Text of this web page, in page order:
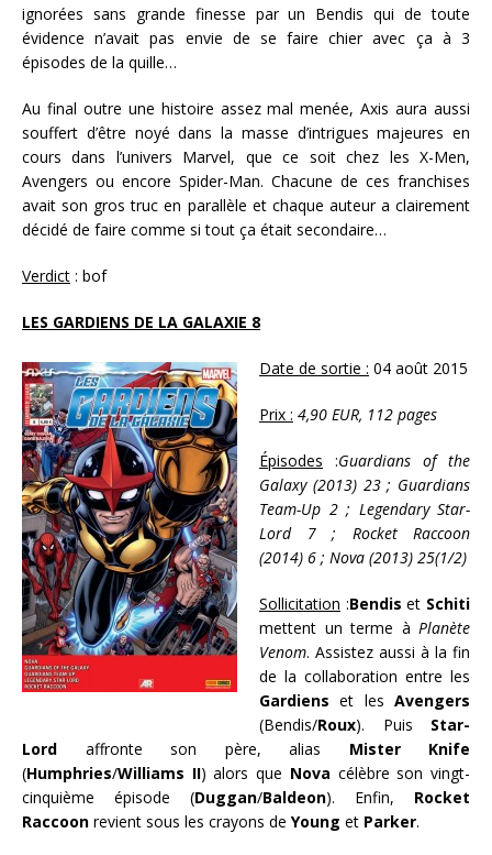
ignorées sans grande finesse par un Bendis qui de toute
évidence n’avait pas envie de se faire chier avec ça à 3
épisodes de la quille…
Au final outre une histoire assez mal menée, Axis aura aussi
souffert d’être noyé dans la masse d’intrigues majeures en
cours dans l’univers Marvel, que ce soit chez les X-Men,
Avengers ou encore Spider-Man. Chacune de ces franchises
avait son gros truc en parallèle et chaque auteur a clairement
décidé de faire comme si tout ça était secondaire…
Verdict : bof
LES GARDIENS DE LA GALAXIE 8
Date de sortie : 04 août 2015
Prix : 4,90 EUR, 112 pages
Épisodes :Guardians of the
Galaxy (2013) 23 ; Guardians
Team-Up 2 ; Legendary Star-
Lord 7 ; Rocket Raccoon
(2014) 6 ; Nova (2013) 25(1/2)
Sollicitation :Bendis et Schiti
mettent un terme à Planète
Venom. Assistez aussi à la fin
de la collaboration entre les
Gardiens et les Avengers
(Bendis/Roux). Puis Star-
Lord affronte son père, alias Mister Knife
(Humphries/Williams II) alors que Nova célèbre son vingt-
cinquième épisode (Duggan/Baldeon). Enfin, Rocket
Raccoon revient sous les crayons de Young et Parker.